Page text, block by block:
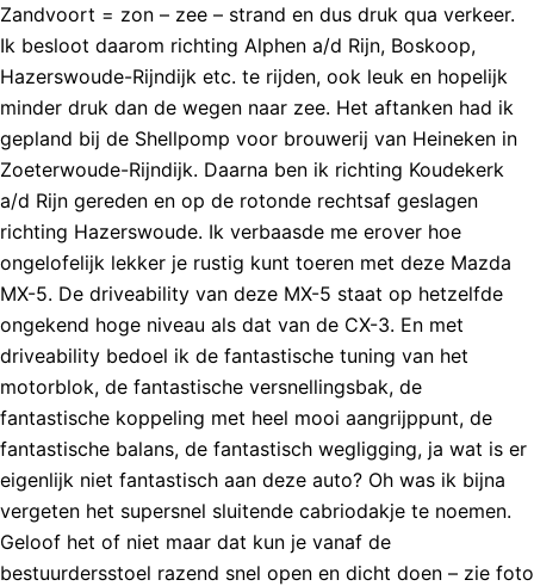
Zandvoort = zon – zee – strand en dus druk qua verkeer.
Ik besloot daarom richting Alphen a/d Rijn, Boskoop,
Hazerswoude-Rijndijk etc. te rijden, ook leuk en hopelijk
minder druk dan de wegen naar zee. Het aftanken had ik
gepland bij de Shellpomp voor brouwerij van Heineken in
Zoeterwoude-Rijndijk. Daarna ben ik richting Koudekerk
a/d Rijn gereden en op de rotonde rechtsaf geslagen
richting Hazerswoude. Ik verbaasde me erover hoe
ongelofelijk lekker je rustig kunt toeren met deze Mazda
MX-5. De driveability van deze MX-5 staat op hetzelfde
ongekend hoge niveau als dat van de CX-3. En met
driveability bedoel ik de fantastische tuning van het
motorblok, de fantastische versnellingsbak, de
fantastische koppeling met heel mooi aangrijppunt, de
fantastische balans, de fantastisch wegligging, ja wat is er
eigenlijk niet fantastisch aan deze auto? Oh was ik bijna
vergeten het supersnel sluitende cabriodakje te noemen.
Geloof het of niet maar dat kun je vanaf de
bestuurdersstoel razend snel open en dicht doen – zie foto